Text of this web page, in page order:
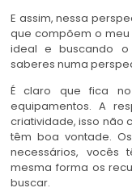
E assim, nessa
que compõem o meu
ideal e buscando
saberes numa
É claro que fica
equipamentos. A
criatividade, isso não
têm boa vontade.
necessários,
mesma forma os
buscar.